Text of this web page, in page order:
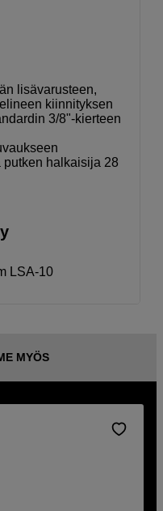
lisävarusteen,
kiinnityksen
3/8"-kierteen
putken halkaisija 28
LSA-10
MYÖS